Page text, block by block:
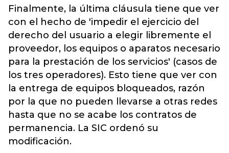
Finalmente, la última cláusula tiene que ver
con el hecho de 'impedir el ejercicio del
derecho del usuario a elegir libremente el
proveedor, los equipos o aparatos necesario
para la prestación de los servicios' (casos de
los tres operadores). Esto tiene que ver con
la entrega de equipos bloqueados, razón
por la que no pueden llevarse a otras redes
hasta que no se acabe los contratos de
permanencia. La SIC ordenó su
modificación.